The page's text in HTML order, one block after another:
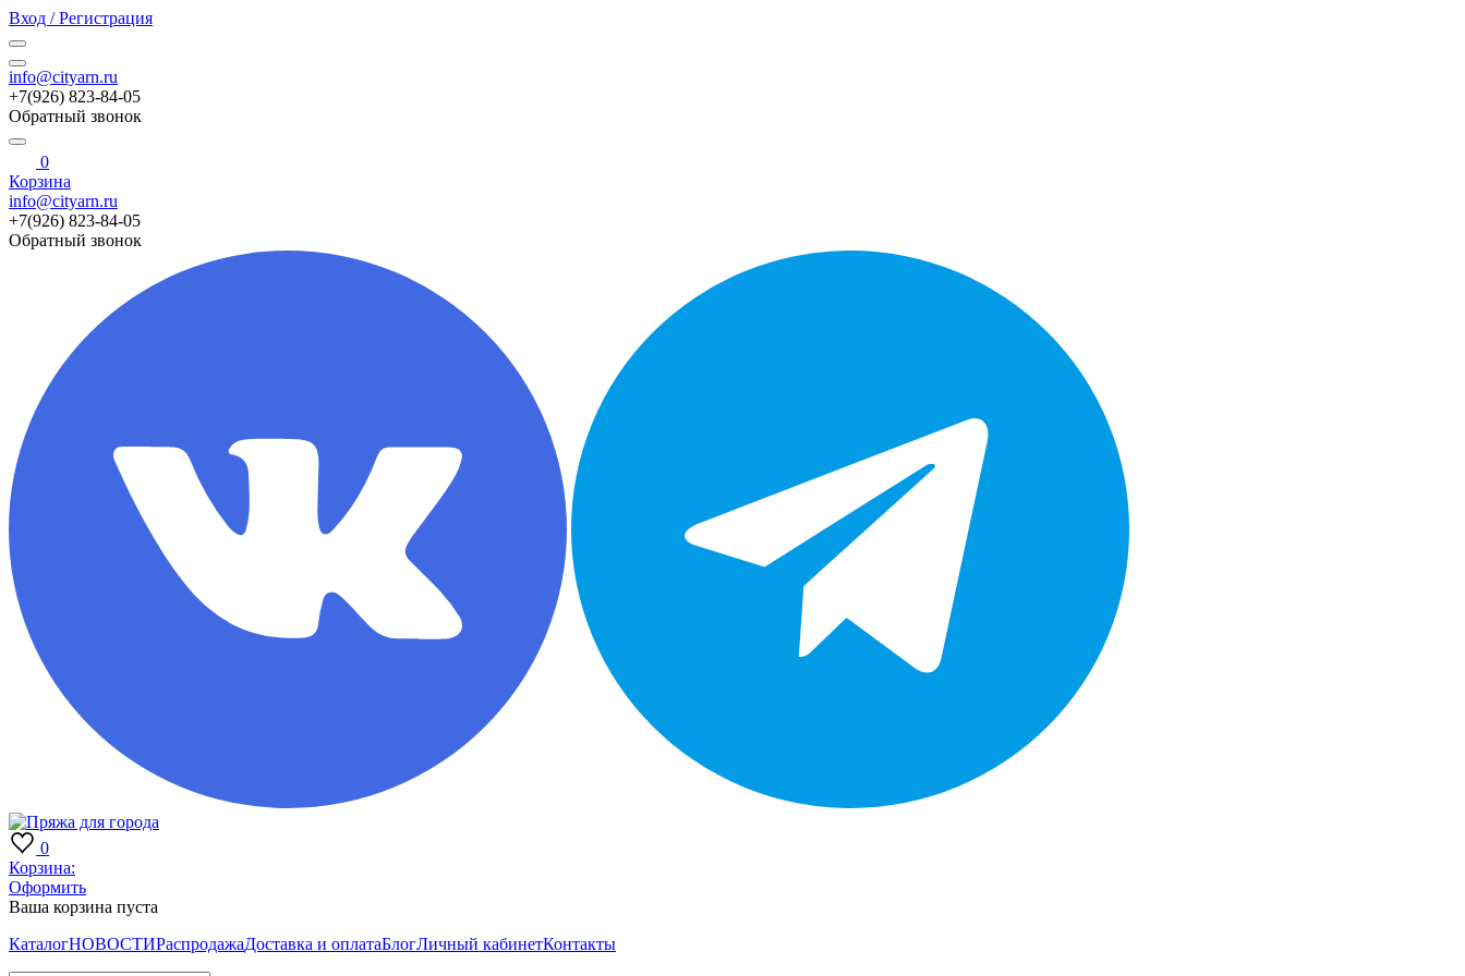
Вход / Регистрация
info@cityarn.ru
+7(926) 823-84-05
Обратный звонок
0
Корзина
info@cityarn.ru
+7(926) 823-84-05
Обратный звонок
0
Корзина:
Оформить
Ваша корзина пуста
КаталогНОВОСТИРаспродажаДоставка и оплатаБлогЛичный кабинетКонтакты